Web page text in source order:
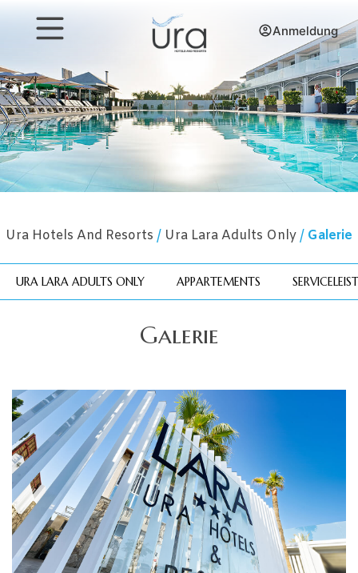
Anmeldung
Ura Hotels And Resorts / Ura Lara Adults Only/ Galerie
URA LARA ADULTS ONLY APPARTEMENTS
Galerie